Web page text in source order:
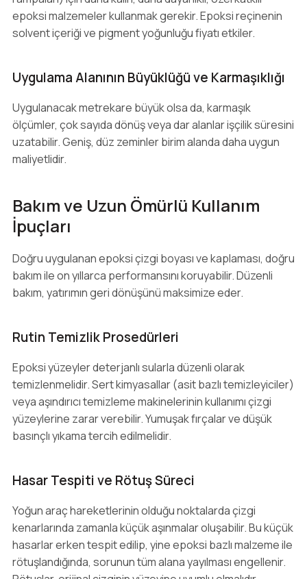
epoksi malzemeler kullanmak gerekir. Epoksi reçinenin
solvent içeriği ve pigment yoğunluğu fiyatı etkiler.
Uygulama Alanının Büyüklüğü ve Karmaşıklığı
Uygulanacak metrekare büyük olsa da, karmaşık
ölçümler, çok sayıda dönüş veya dar alanlar işçilik süresini
uzatabilir. Geniş, düz zeminler birim alanda daha uygun
maliyetlidir.
Bakım ve Uzun Ömürlü Kullanım
İpuçları
Doğru uygulanan epoksi çizgi boyası ve kaplaması, doğru
bakım ile on yıllarca performansını koruyabilir. Düzenli
bakım, yatırımın geri dönüşünü maksimize eder.
Rutin Temizlik Prosedürleri
Epoksi yüzeyler deterjanlı sularla düzenli olarak
temizlenmelidir. Sert kimyasallar (asit bazlı temizleyiciler)
veya aşındırıcı temizleme makinelerinin kullanımı çizgi
yüzeylerine zarar verebilir. Yumuşak fırçalar ve düşük
basınçlı yıkama tercih edilmelidir.
Hasar Tespiti ve Rötuş Süreci
Yoğun araç hareketlerinin olduğu noktalarda çizgi
kenarlarında zamanla küçük aşınmalar oluşabilir. Bu küçük
hasarlar erken tespit edilip, yine epoksi bazlı malzeme ile
rötuşlandığında, sorunun tüm alana yayılması engellenir.